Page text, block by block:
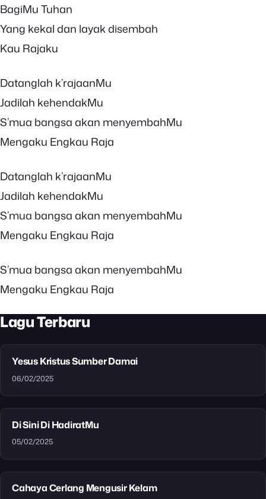
BagiMu Tuhan
Yang kekal dan layak disembah
Kau Rajaku
Datanglah k’rajaanMu
Jadilah kehendakMu
S’mua bangsa akan menyembahMu
Mengaku Engkau Raja
Datanglah k’rajaanMu
Jadilah kehendakMu
S’mua bangsa akan menyembahMu
Mengaku Engkau Raja
S’mua bangsa akan menyembahMu
Mengaku Engkau Raja
Lagu Terbaru
Yesus Kristus Sumber Damai
06/02/2025
Di Sini Di HadiratMu
05/02/2025
Cahaya Cerlang Mengusir Kelam